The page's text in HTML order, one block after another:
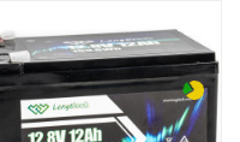
-3%